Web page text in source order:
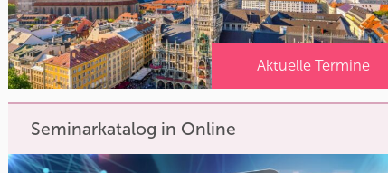
Aktuelle Termine
Seminarkatalog in Online